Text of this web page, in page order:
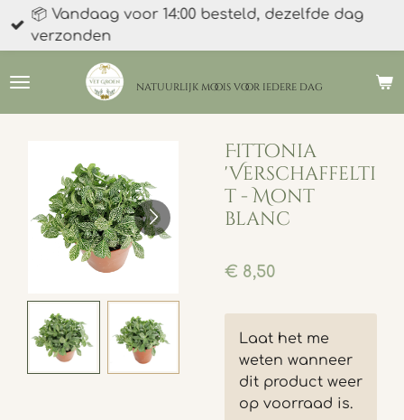
Ga
direct
de
natuurlijk moois voor iedere dag
📦 Vandaag voor 14:00 besteld, dezelfde dag
verzonden
Fittonia
'Verschaffelti
t - Mont
blanc
€ 8,50
Laat het me
weten wanneer
dit product weer
op voorraad is.